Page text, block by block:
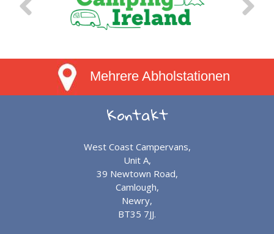
Mehrere Abholstationen
Kontakt
West Coast Campervans,
Unit A,
39 Newtown Road,
Camlough,
Newry,
BT35 7JJ.